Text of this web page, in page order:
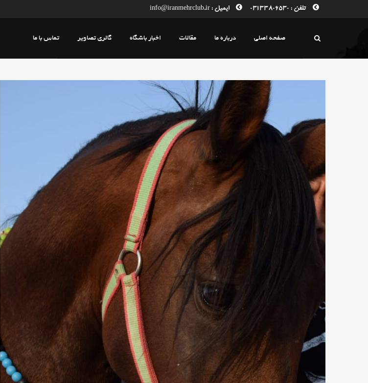
تلفن : 03133806530 ایمیل : info@iranmehrclub.ir
صفحه اصلی درباره ما مقالات اخبار باشگاه گالری تصاویر تماس با ما